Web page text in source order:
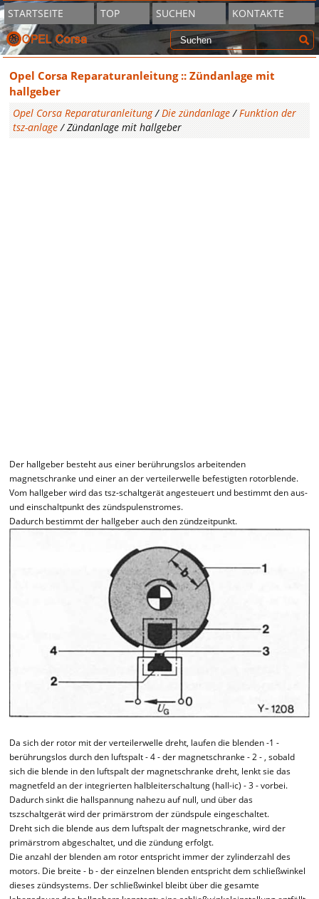
STARTSEITE TOP SUCHEN KONTAKTE
Opel Corsa Reparaturanleitung :: Zündanlage mit
hallgeber
Opel Corsa Reparaturanleitung/Die zündanlage / Funktion der
tsz-anlage / Zündanlage mit hallgeber
Der hallgeber besteht aus einer berührungslos arbeitenden
magnetschranke und einer an der verteilerwelle befestigten rotorblende.
Vom hallgeber wird das tsz-schaltgerät angesteuert und bestimmt den aus-
und einschaltpunkt des zündspulenstromes.
Dadurch bestimmt der hallgeber auch den zündzeitpunkt.
Da sich der rotor mit der verteilerwelle dreht, laufen die blenden -1 -
berührungslos durch den luftspalt - 4 - der magnetschranke - 2 - , sobald
sich die blende in den luftspalt der magnetschranke dreht, lenkt sie das
magnetfeld an der integrierten halbleiterschaltung (hall-ic) - 3 - vorbei.
Dadurch sinkt die hallspannung nahezu auf null, und über das
tszschaltgerät wird der primärstrom der zündspule eingeschaltet.
Dreht sich die blende aus dem luftspalt der magnetschranke, wird der
primärstrom abgeschaltet, und die zündung erfolgt.
Die anzahl der blenden am rotor entspricht immer der zylinderzahl des
motors. Die breite - b - der einzelnen blenden entspricht dem schließwinkel
dieses zündsystems. Der schließwinkel bleibt über die gesamte